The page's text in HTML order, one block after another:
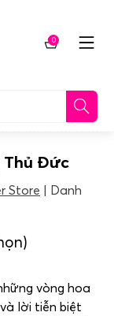
0
Giỏ
Thủ Đức
Store
Danh
vòng hoa
lời tiễn biệt